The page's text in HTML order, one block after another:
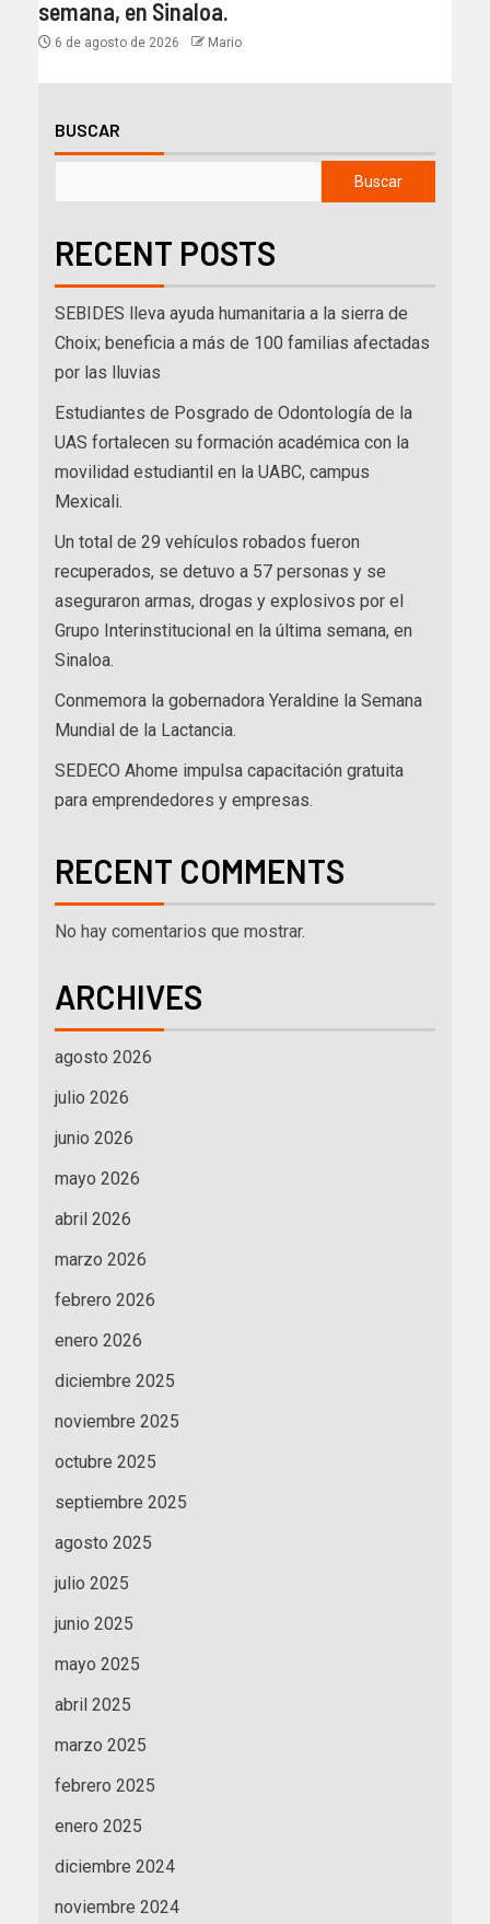
semana, en Sinaloa.
6 de agosto de 2026 Mario
BUSCAR
Buscar
RECENT POSTS
SEBIDES lleva ayuda humanitaria a la sierra de
Choix; beneficia a más de 100 familias afectadas
por las lluvias
Estudiantes de Posgrado de Odontología de la
UAS fortalecen su formación académica con la
movilidad estudiantil en la UABC, campus
Mexicali.
Un total de 29 vehículos robados fueron
recuperados, se detuvo a 57 personas y se
aseguraron armas, drogas y explosivos por el
Grupo Interinstitucional en la última semana, en
Sinaloa.
Conmemora la gobernadora Yeraldine la Semana
Mundial de la Lactancia.
SEDECO Ahome impulsa capacitación gratuita
para emprendedores y empresas.
RECENT COMMENTS
No hay comentarios que mostrar.
ARCHIVES
agosto 2026
julio 2026
junio 2026
mayo 2026
abril 2026
marzo 2026
febrero 2026
enero 2026
diciembre 2025
noviembre 2025
octubre 2025
septiembre 2025
agosto 2025
julio 2025
junio 2025
mayo 2025
abril 2025
marzo 2025
febrero 2025
enero 2025
diciembre 2024
noviembre 2024